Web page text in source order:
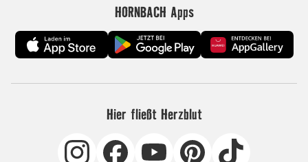
HORNBACH Apps
Hier fließt Herzblut